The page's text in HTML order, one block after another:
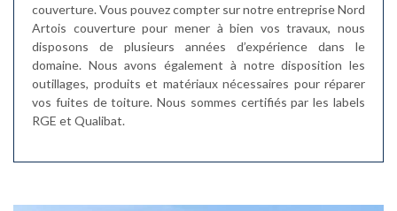
couverture. Vous pouvez compter sur notre entreprise Nord
Artois couverture pour mener à bien vos travaux, nous
disposons de plusieurs années d’expérience dans le
domaine. Nous avons également à notre disposition les
outillages, produits et matériaux nécessaires pour réparer
vos fuites de toiture. Nous sommes certifiés par les labels
RGE et Qualibat.